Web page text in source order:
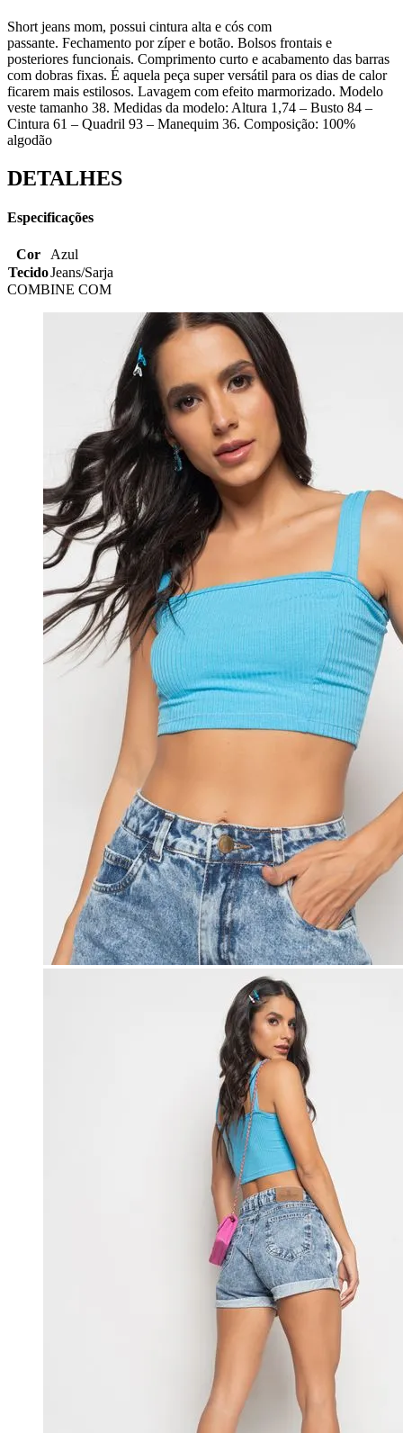
Short jeans mom, possui cintura alta e cós com
passante. Fechamento por zíper e botão. Bolsos frontais e
posteriores funcionais. Comprimento curto e acabamento das barras
com dobras fixas. É aquela peça super versátil para os dias de calor
ficarem mais estilosos. Lavagem com efeito marmorizado. Modelo
veste tamanho 38. Medidas da modelo: Altura 1,74 – Busto 84 –
Cintura 61 – Quadril 93 – Manequim 36. Composição: 100%
algodão
DETALHES
Especificações
Cor
Azul
TecidoJeans/Sarja
COMBINE COM